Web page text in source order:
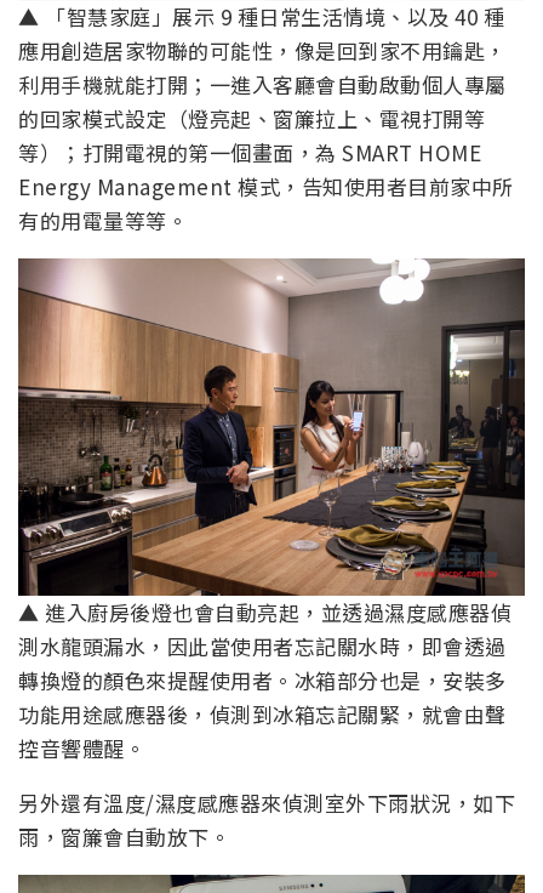
▲ 「智慧家庭」展示 9 種日常生活情境、以及 40 種
應用創造居家物聯的可能性，像是回到家不用鑰匙，
利用手機就能打開；一進入客廳會自動啟動個人專屬
的回家模式設定（燈亮起、窗簾拉上、電視打開等
等）；打開電視的第一個畫面，為 SMART HOME
Energy Management 模式，告知使用者目前家中所
有的用電量等等。
▲ 進入廚房後燈也會自動亮起，並透過濕度感應器偵
測水龍頭漏水，因此當使用者忘記關水時，即會透過
轉換燈的顏色來提醒使用者。冰箱部分也是，安裝多
功能用途感應器後，偵測到冰箱忘記關緊，就會由聲
控音響體醒。
另外還有溫度/濕度感應器來偵測室外下雨狀況，如下
雨，窗簾會自動放下。